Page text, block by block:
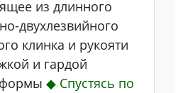
из длинного
двухлезвийного
клинка и рукояти
и гардой
◆ Спустясь по